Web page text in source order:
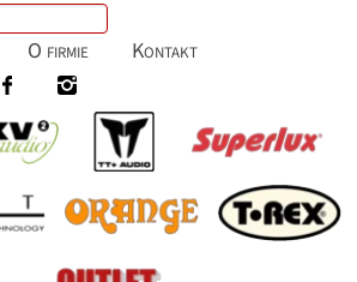
O firmie
Kontakt